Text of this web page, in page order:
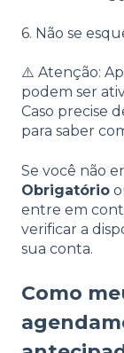
6. Não se
⚠️ Atenção:
podem ser
Caso precise
para saber
Se você não
Obrigatório
entre em
verificar a
sua conta.
Como